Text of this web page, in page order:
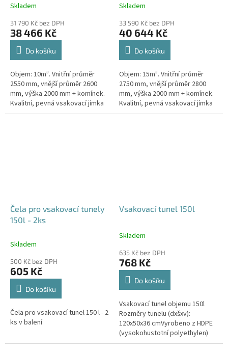
Průměrné
produktu
je
5,0
hvězdiček.
Skladem
31 790 Kč bez DPH
38 466 Kč
Do košíku
Objem: 10m³. Vnitřní průměr
2550 mm, vnější průměr 2600
mm, výška 2000 mm + komínek.
Kvalitní, pevná vsakovací jímka
(nádrž) bez potřeby
Průměrné
produktu
je
5,0
hvězdiček.
Skladem
33 590 Kč bez DPH
40 644 Kč
Do košíku
Objem: 15m³. Vnitřní průměr
2750 mm, vnější průměr 2800
mm, výška 2000 mm + komínek.
Kvalitní, pevná vsakovací jímka
(nádrž) bez potřeby
Čela pro vsakovací tunely
150l - 2ks
Skladem
500 Kč bez DPH
605 Kč
Do košíku
Čela pro vsakovací tunel 150 l - 2
ks v balení
Vsakovací tunel 150l
Průměrné
produktu
je
4,6
hvězdiček.
Skladem
635 Kč bez DPH
768 Kč
Do košíku
Vsakovací tunel objemu 150l
Rozměry tunelu (dxšxv):
120x50x36 cmVyrobeno z HDPE
(vysokohustotní polyethylen)
Nosnost bloků až 3,5t - možno